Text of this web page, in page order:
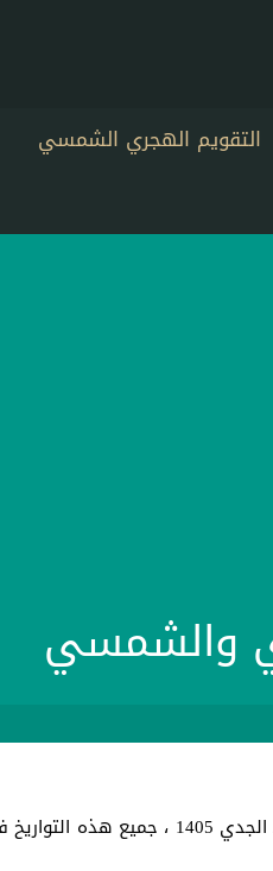
التقويم الهجري الشمسي